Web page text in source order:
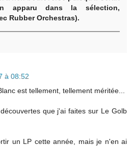
apparu dans la sélection,
Rubber Orchestras).
à 08:52
est tellement, tellement méritée...
que j'ai faites sur Le Golb
un LP cette année, mais je n'en ai